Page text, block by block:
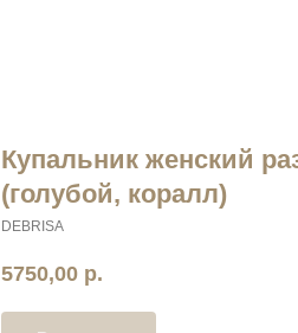
Купальник женский
(голубой, коралл)
DEBRISA
5750,00 р.